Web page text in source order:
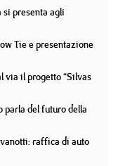
presenta agli
Tie e presentazione
via il progetto “Silvas
parla del futuro della
raffica di auto